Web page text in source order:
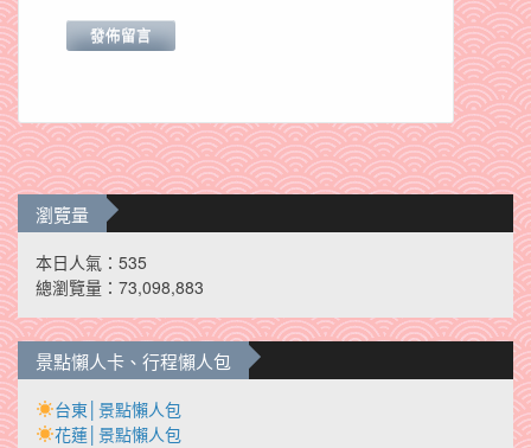
瀏覽量
本日人氣：535
總瀏覽量：73,098,883
景點懶人卡、行程懶人包
台東│景點懶人包
花蓮│景點懶人包